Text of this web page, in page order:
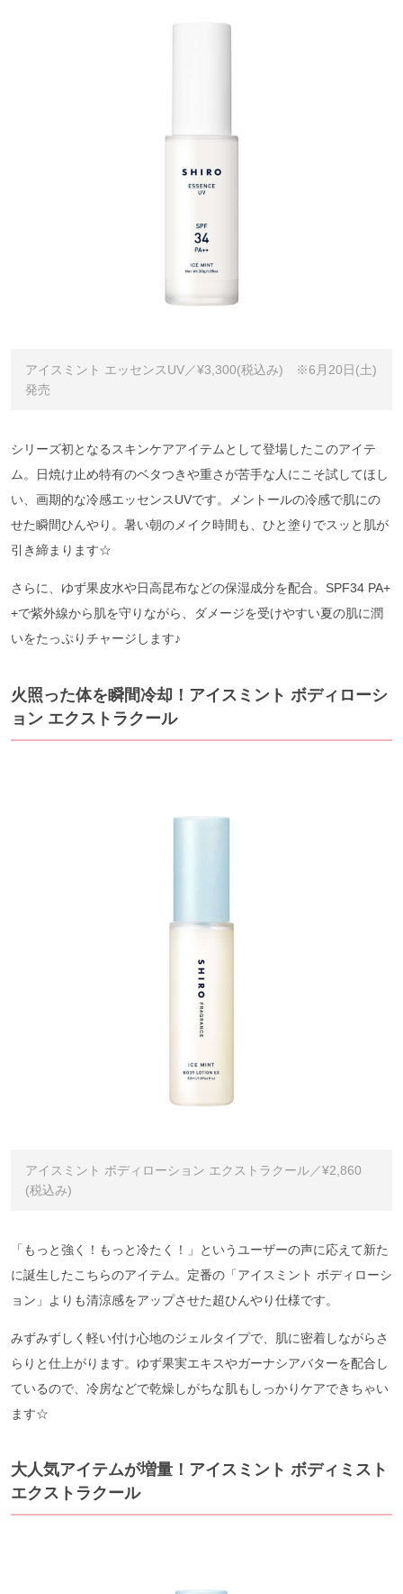
アイスミント エッセンスUV／¥3,300(税込み) ※6月20日(土)
発売
シリーズ初となるスキンケアアイテムとして登場したこのアイテ
ム。日焼け止め特有のベタつきや重さが苦手な人にこそ試してほし
い、画期的な冷感エッセンスUVです。メントールの冷感で肌にの
せた瞬間ひんやり。暑い朝のメイク時間も、ひと塗りでスッと肌が
引き締まります☆
さらに、ゆず果皮水や日高昆布などの保湿成分を配合。SPF34 PA+
+で紫外線から肌を守りながら、ダメージを受けやすい夏の肌に潤
いをたっぷりチャージします♪
火照った体を瞬間冷却！アイスミント ボディローシ
ョン エクストラクール
アイスミント ボディローション エクストラクール／¥2,860
(税込み)
「もっと強く！もっと冷たく！」というユーザーの声に応えて新た
に誕生したこちらのアイテム。定番の「アイスミント ボディローシ
ョン」よりも清涼感をアップさせた超ひんやり仕様です。
みずみずしく軽い付け心地のジェルタイプで、肌に密着しながらさ
らりと仕上がります。ゆず果実エキスやガーナシアバターを配合し
ているので、冷房などで乾燥しがちな肌もしっかりケアできちゃい
ます☆
大人気アイテムが増量！アイスミント ボディミスト
エクストラクール